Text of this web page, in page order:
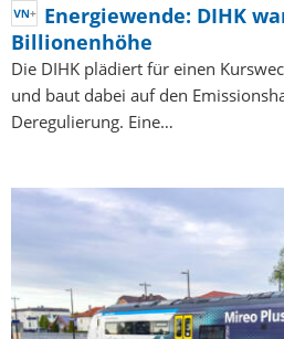
Energiewende: DIHK
Billionenhöhe
Die DIHK plädiert für einen
und baut dabei auf den
Deregulierung. Eine…